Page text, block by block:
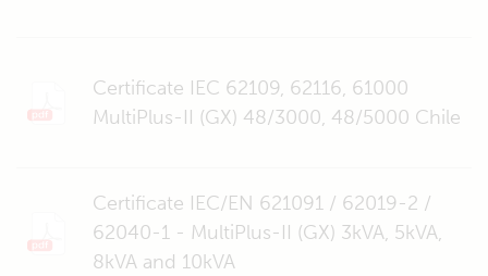
Certificate IEC 62109, 62116, 61000
MultiPlus-II (GX) 48/3000, 48/5000 Chile
Certificate IEC/EN 621091 / 62019-2 /
62040-1 - MultiPlus-II (GX) 3kVA, 5kVA,
8kVA and 10kVA